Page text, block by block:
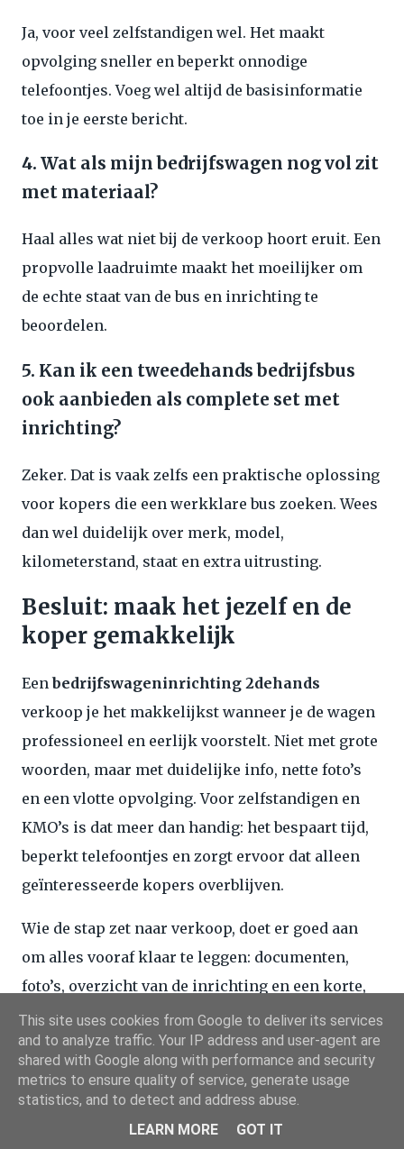
Ja, voor veel zelfstandigen wel. Het maakt
opvolging sneller en beperkt onnodige
telefoontjes. Voeg wel altijd de basisinformatie
toe in je eerste bericht.
4. Wat als mijn bedrijfswagen nog vol zit
met materiaal?
Haal alles wat niet bij de verkoop hoort eruit. Een
propvolle laadruimte maakt het moeilijker om
de echte staat van de bus en inrichting te
beoordelen.
5. Kan ik een tweedehands bedrijfsbus
ook aanbieden als complete set met
inrichting?
Zeker. Dat is vaak zelfs een praktische oplossing
voor kopers die een werkklare bus zoeken. Wees
dan wel duidelijk over merk, model,
kilometerstand, staat en extra uitrusting.
Besluit: maak het jezelf en de
koper gemakkelijk
Eenbedrijfswageninrichting 2dehands
verkoop je het makkelijkst wanneer je de wagen
professioneel en eerlijk voorstelt. Niet met grote
woorden, maar met duidelijke info, nette foto’s
en een vlotte opvolging. Voor zelfstandigen en
KMO’s is dat meer dan handig: het bespaart tijd,
beperkt telefoontjes en zorgt ervoor dat alleen
geïnteresseerde kopers overblijven.
Wie de stap zet naar verkoop, doet er goed aan
om alles vooraf klaar te leggen: documenten,
foto’s, overzicht van de inrichting en een korte,
heldere beschrijving. Zo kan je sneller reageren
op serieuze vragen en blijft de verkoop
beheersbaar, ook als je agenda al vol zit. En
precies daar zit de kracht van een praktische
aanpak: minder gedoe, meer overzicht en een
This site uses cookies from Google to deliver its services
and to analyze traffic. Your IP address and user-agent are
shared with Google along with performance and security
metrics to ensure quality of service, generate usage
statistics, and to detect and address abuse.
LEARN MORE
GOT IT